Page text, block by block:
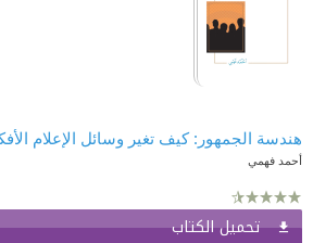
أحمد فهمي
تحميل الكتاب